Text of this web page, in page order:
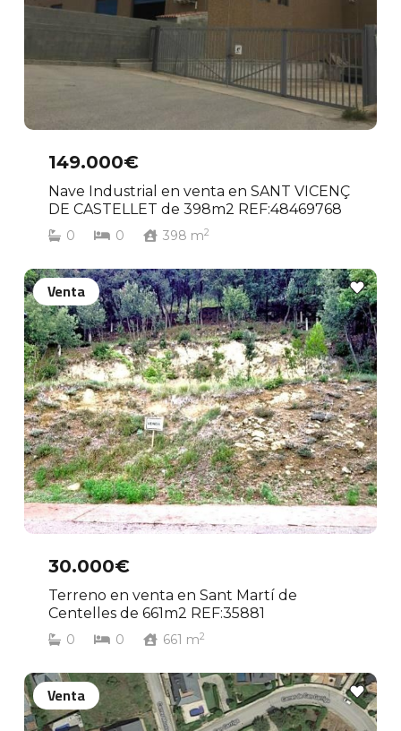
149.000€
Nave Industrial en venta en SANT VICENÇ
DE CASTELLET de 398m2 REF:48469768
0 0 398 m2
30.000€
Terreno en venta en Sant Martí de
Centelles de 661m2 REF:35881
0 0 661 m2
Venta
Venta